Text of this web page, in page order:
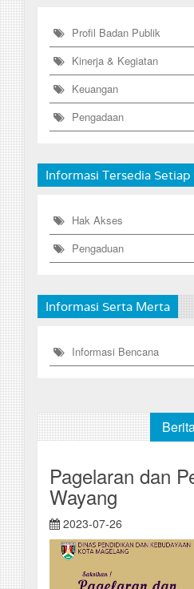
Profil Badan Publik
Kinerja & Kegiatan
Keuangan
Pengadaan
Informasi Tersedia Setiap
Hak Akses
Pengaduan
Informasi Serta Merta
Informasi Bencana
Pagelaran dan
Wayang
2023-07-26